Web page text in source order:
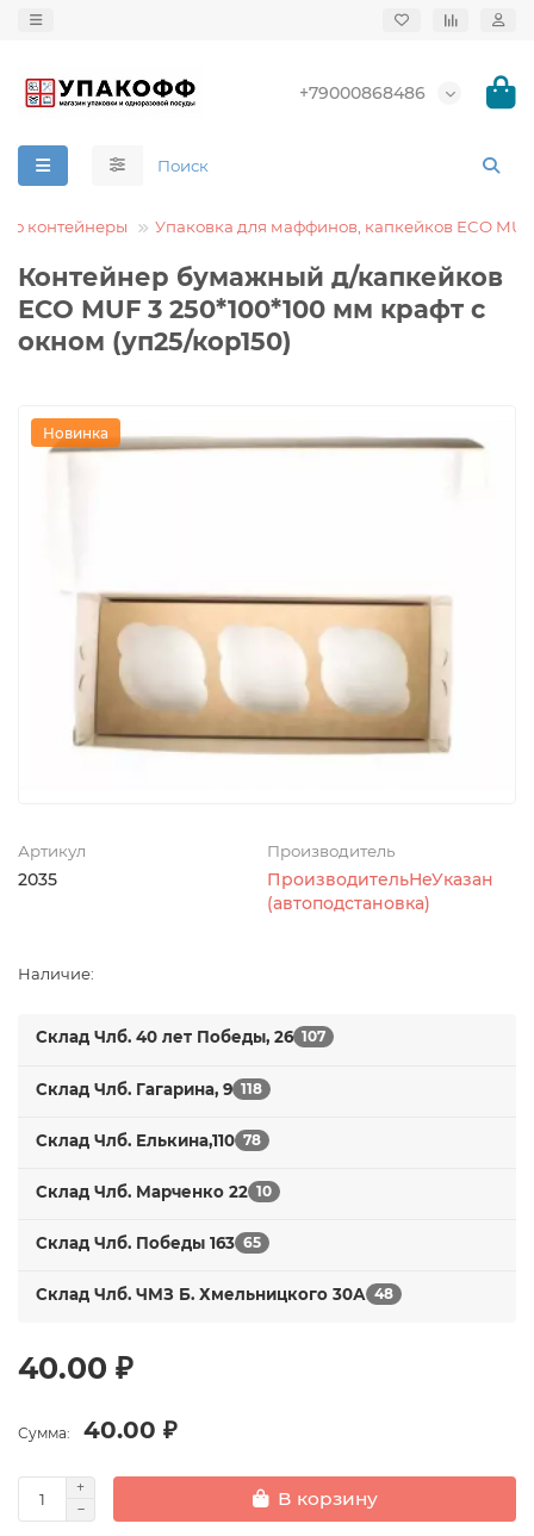
+79000868486
контейнеры Упаковка для маффинов, капкейков ECO MUF
Контейнер бумажный д/капкейков
ECO MUF 3 250*100*100 мм крафт с
окном (уп25/кор150)
Новинка
Артикул
2035
Производитель
ПроизводительНеУказан
(автоподстановка)
Наличие:
Склад Члб. 40 лет Победы, 26 107
Склад Члб. Гагарина, 9 118
Склад Члб. Елькина,110 78
Склад Члб. Марченко 22 10
Склад Члб. Победы 163 65
Склад Члб. ЧМЗ Б. Хмельницкого 30А 48
40.00 ₽
Сумма: 40.00 ₽
В корзину